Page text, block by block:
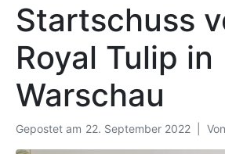
Startschuss
Royal Tulip in
Warschau
Gepostet am 22. September 2022 Von